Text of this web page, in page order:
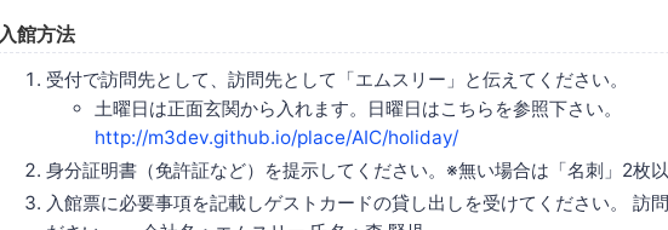
入館方法
受付で訪問先として、訪問先として「エムスリー」と伝えてください。
土曜日は正面玄関から入れます。日曜日はこちらを参照下さい。
http://m3dev.github.io/place/AIC/holiday/
身分証明書（免許証など）を提示してください。※無い場合は「名刺」2枚
入館票に必要事項を記載しゲストカードの貸し出しを受けてください。 訪